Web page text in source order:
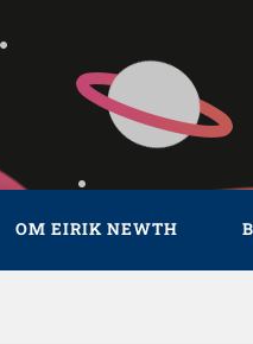
OM EIRIK NEWTH